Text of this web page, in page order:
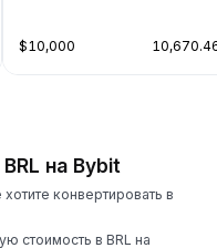
$10,000
на Bybit
конвертировать в
стоимость в BRL на